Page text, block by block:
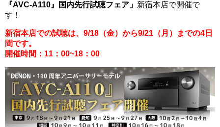
『AVC-A110』国内先行試聴フェア 」 新宿本店で開催で
す！
新宿本店での試聴は、9/18（金）から9/21（月）までの4日
間です。
開催時間：11：00~18：00